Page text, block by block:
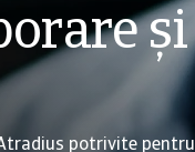
și
potrivite